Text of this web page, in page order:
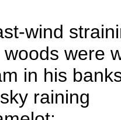
wind
were
in his
raining